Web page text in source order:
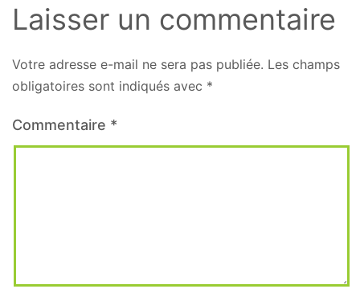
Laisser un commentaire
Votre adresse e-mail ne sera pas publiée. Les champs
obligatoires sont indiqués avec *
Commentaire *